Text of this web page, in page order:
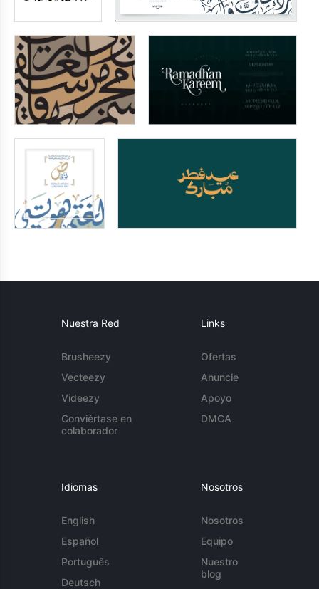
Nuestra Red
Brusheezy
Vecteezy
Videezy
Conviértase en
colaborador
Links
Ofertas
Anuncie
Apoyo
DMCA
Idiomas
English
Español
Português
Deutsch
Nosotros
Nosotros
Equipo
Nuestro
blog